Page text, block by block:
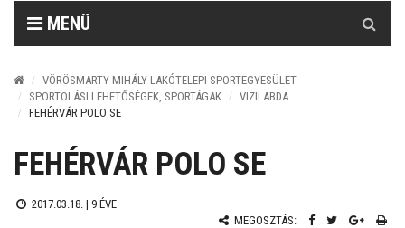
MENÜ
VÖRÖSMARTY MIHÁLY LAKÓTELEPI SPORTEGYESÜLET
SPORTOLÁSI LEHETŐSÉGEK, SPORTÁGAK
VIZILABDA
FEHÉRVÁR POLO SE
FEHÉRVÁR POLO SE
2017.03.18. | 9 ÉVE
MEGOSZTÁS: